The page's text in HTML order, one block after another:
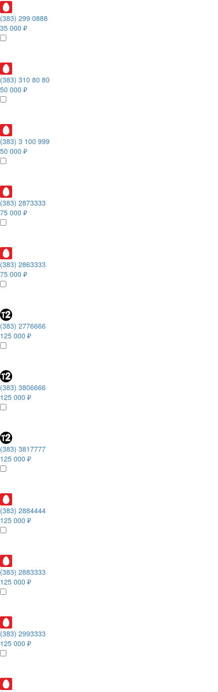
(383) 299 0888
35 000 ₽
(383) 310 80 80
50 000 ₽
(383) 3 100 999
50 000 ₽
(383) 2873333
75 000 ₽
(383) 2863333
75 000 ₽
(383) 2776666
125 000 ₽
(383) 3806666
125 000 ₽
(383) 3817777
125 000 ₽
(383) 2884444
125 000 ₽
(383) 2883333
125 000 ₽
(383) 2993333
125 000 ₽